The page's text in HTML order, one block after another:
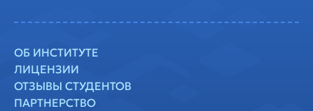
ОБ ИНСТИТУТЕ
ЛИЦЕНЗИИ
ОТЗЫВЫ СТУДЕНТОВ
ПАРТНЕРСТВО